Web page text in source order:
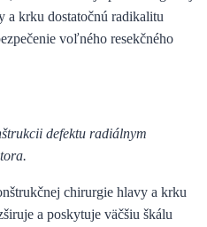
a krku dostatočnú radikalitu
voľného resekčného
defektu radiálnym
chirurgie hlavy a krku
a poskytuje väčšiu škálu